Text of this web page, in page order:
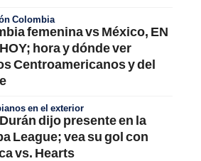
Colombia
femenina vs México, EN
hora y dónde ver
Centroamericanos y del
en el exterior
dijo presente en la
League; vea su gol con
vs. Hearts